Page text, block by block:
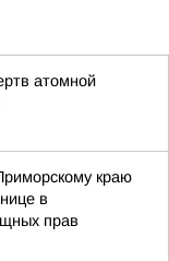
атомной
краю
в
прав